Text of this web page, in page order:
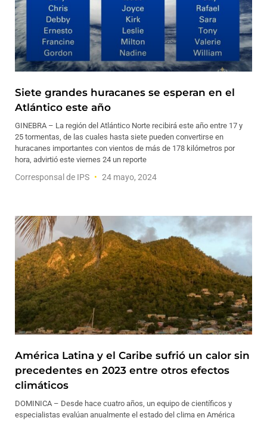
Siete grandes huracanes se esperan en el
Atlántico este año
GINEBRA – La región del Atlántico Norte recibirá este año entre 17 y
25 tormentas, de las cuales hasta siete pueden convertirse en
huracanes importantes con vientos de más de 178 kilómetros por
hora, advirtió este viernes 24 un reporte
Corresponsal de IPS 24 mayo, 2024
América Latina y el Caribe sufrió un calor sin
precedentes en 2023 entre otros efectos
climáticos
DOMINICA – Desde hace cuatro años, un equipo de científicos y
especialistas evalúan anualmente el estado del clima en América